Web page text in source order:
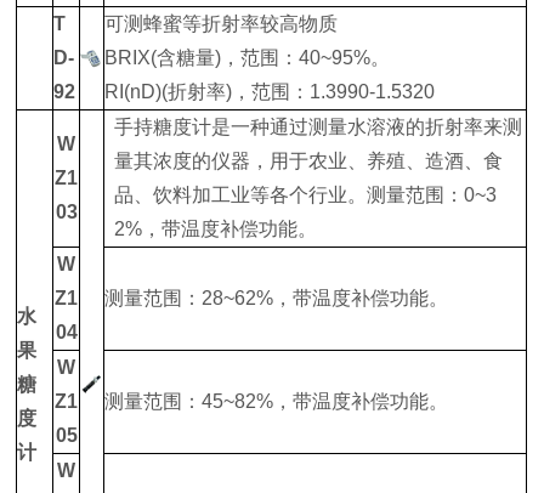
T
D-
92
可测蜂蜜等折射率较高物质
BRIX(含糖量)，范围：40~95%。
RI(nD)(折射率)，范围：1.3990-1.5320
水
果
糖
度
计
W
Z1
03
手持糖度计是一种通过测量水溶液的折射率来测
量其浓度的仪器，用于农业、养殖、造酒、食
品、饮料加工业等各个行业。测量范围：0~3
2%，带温度补偿功能。
W
Z1
04
测量范围：28~62%，带温度补偿功能。
W
Z1
05
测量范围：45~82%，带温度补偿功能。
W